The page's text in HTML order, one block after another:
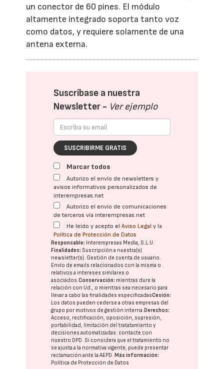
un conector de 60 pines. El módulo
altamente integrado soporta tanto voz
como datos, y requiere solamente de una
antena externa.
Suscríbase a nuestra
Newsletter - Ver ejemplo
SUSCRIBIRME GRATIS
Marcar todos
Autorizo el envío de newsletters y
avisos informativos personalizados de
interempresas.net
Autorizo el envío de comunicaciones
de terceros vía interempresas.net
He leído y acepto elAviso Legal y la
Política de Protección de Datos
Responsable: Interempresas Media, S.L.U.
Finalidades: Suscripción a nuestra(s)
newsletter(s). Gestión de cuenta de usuario.
Envío de emails relacionados con la misma o
relativos a intereses similares o
asociados.Conservación: mientras dure la
relación con Ud., o mientras sea necesario para
llevar a cabo las finalidades especificadasCesión:
Los datos pueden cederse a otras empresas del
grupo por motivos de gestión interna. Derechos:
Acceso, rectificación, oposición, supresión,
portabilidad, limitación del tratatamiento y
decisiones automatizadas: contacte con
nuestro DPD. Si considera que el tratamiento no
se ajusta a la normativa vigente, puede presentar
reclamación ante laAEPD. Más información:
Política de Protección de Datos